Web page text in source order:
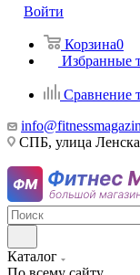
Войти
Корзина0
Избранные
Сравнение
СПБ, улица
Каталог